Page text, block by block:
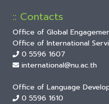
:: Contacts
Office of Global
Office of International
0 5596 1607
international@nu.ac.th
Office of Language
0 5596 1610